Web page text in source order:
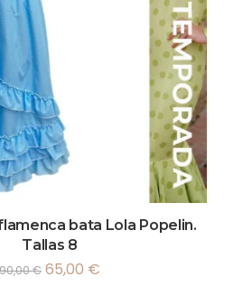
bata Lola Popelin.
Tallas 8
90,00€ 65,00 €